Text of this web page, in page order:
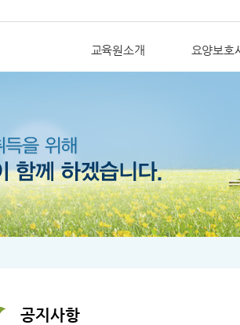
교육원소개 요양보호
공지사항